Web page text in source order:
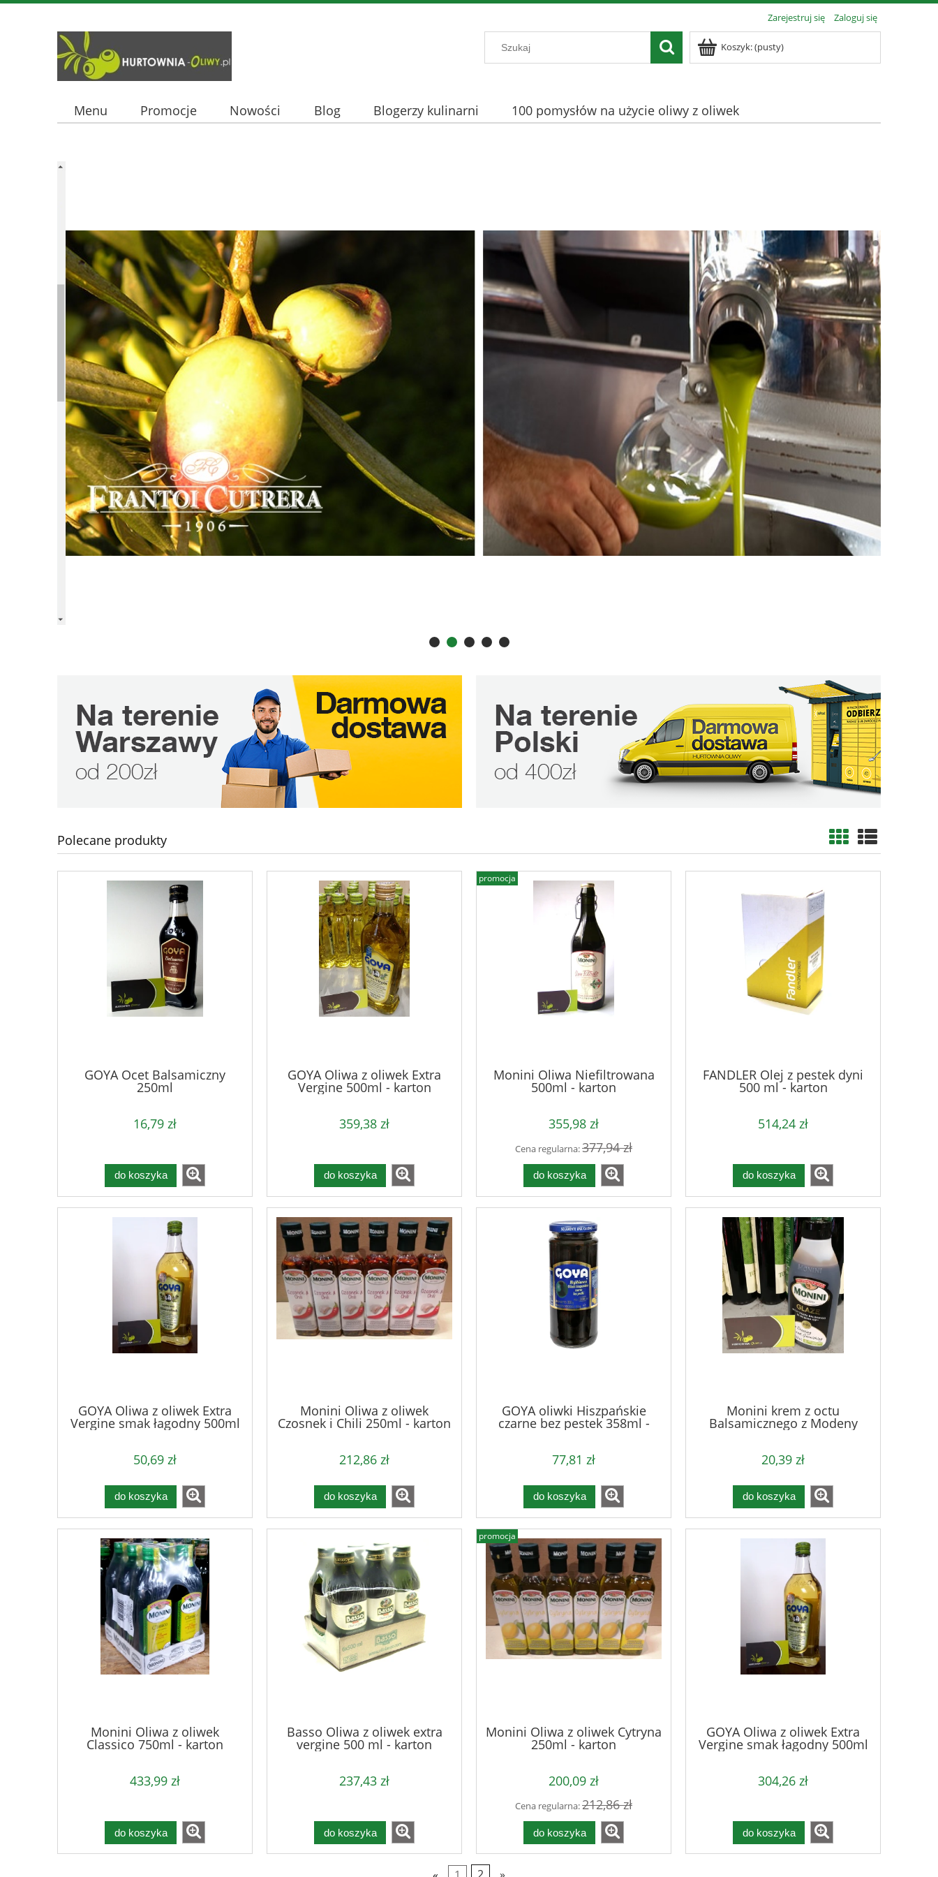
Zarejestruj się Zaloguj się
Koszyk:(pusty)
Menu Promocje Nowości Blog Blogerzy kulinarni 100 pomysłów na użycie oliwy z oliwek
Polecane produkty
GOYA Ocet Balsamiczny
250ml
16,79 zł
do koszyka
GOYA Oliwa z oliwek Extra
Vergine 500ml - karton
359,38 zł
do koszyka
Monini Oliwa Niefiltrowana
500ml - karton
355,98 zł
Cena regularna:377,94 zł
do koszyka
promocja
FANDLER Olej z pestek dyni
500 ml - karton
514,24 zł
do koszyka
GOYA Oliwa z oliwek Extra
Vergine smak łagodny 500ml
50,69 zł
do koszyka
Monini Oliwa z oliwek
Czosnek i Chili 250ml - karton
212,86 zł
do koszyka
GOYA oliwki Hiszpańskie
czarne bez pestek 358ml -
karton
77,81 zł
do koszyka
Monini krem z octu
Balsamicznego z Modeny
I.G.P. 250g
20,39 zł
do koszyka
Monini Oliwa z oliwek
Classico 750ml - karton
433,99 zł
do koszyka
Basso Oliwa z oliwek extra
vergine 500 ml - karton
237,43 zł
do koszyka
Monini Oliwa z oliwek Cytryna
250ml - karton
200,09 zł
Cena regularna:212,86 zł
do koszyka
promocja
GOYA Oliwa z oliwek Extra
Vergine smak łagodny 500ml
- karton
304,26 zł
do koszyka